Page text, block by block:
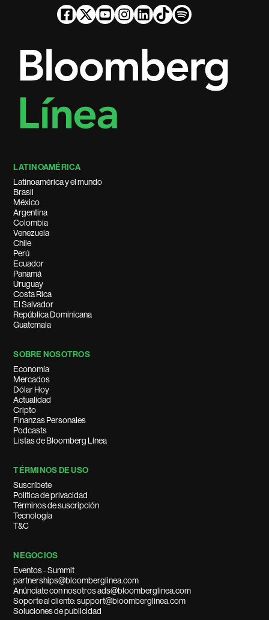
LATINOAMÉRICA
Latinoamérica y el mundo
Brasil
México
Argentina
Colombia
Venezuela
Chile
Perú
Ecuador
Panamá
Uruguay
Costa Rica
El Salvador
República Dominicana
Guatemala
SOBRE NOSOTROS
Economía
Mercados
Dólar Hoy
Actualidad
Cripto
Finanzas Personales
Podcasts
Listas de Bloomberg Línea
TÉRMINOS DE USO
Suscríbete
Política de privacidad
Términos de suscripción
Tecnología
T&C
NEGOCIOS
Eventos - Summit
partnerships@bloomberglinea.com
Anúnciate con nosotros ads@bloomberglinea.com
Soporte al cliente: support@bloomberglinea.com
Soluciones de publicidad